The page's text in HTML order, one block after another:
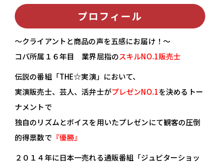
プロフィール
～クライアントと商品の声を五感にお届け！～
コパ所属１６年目 業界屈指のスキルNO.1販売士
伝説の番組「THE☆実演」において、
実演販売士、芸人、活弁士がプレゼンNO.1を決めるトー
ナメントで
独自のリズムとボイスを用いたプレゼンにて観客の圧倒
的得票数で 『優勝』
２０１４年に日本一売れる通販番組「ジュピターショッ